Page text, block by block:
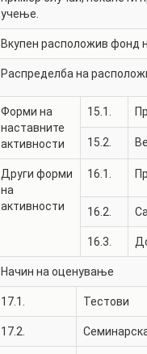
учење.
Вкупен расположив фонд
Распределба на
Форми на
наставните
активности
15.1.
15.2.
Други форми
на
активности
16.1.
16.2.
16.3.
Начин на оценување
17.1. Тестови
17.2.